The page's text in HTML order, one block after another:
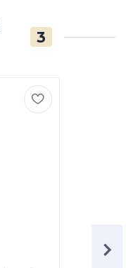
3